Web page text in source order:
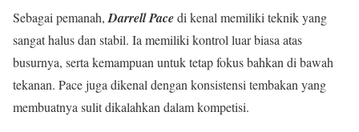
Sebagai pemanah, Darrell Pacedi kenal memiliki teknik yang
sangat halus dan stabil. Ia memiliki kontrol luar biasa atas
busurnya, serta kemampuan untuk tetap fokus bahkan di bawah
tekanan. Pace juga dikenal dengan konsistensi tembakan yang
membuatnya sulit dikalahkan dalam kompetisi.